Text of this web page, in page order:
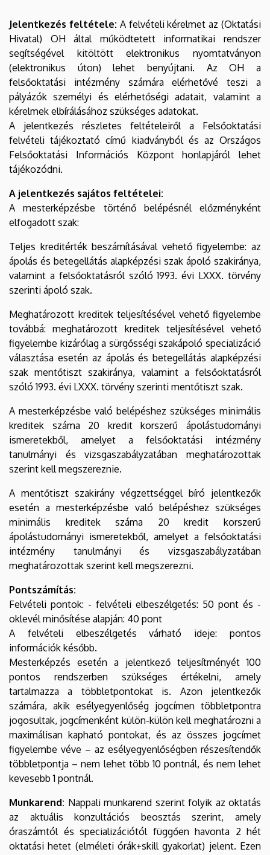
Jelentkezés feltétele: A felvételi kérelmet az (Oktatási
Hivatal) OH által működtetett informatikai rendszer
segítségével kitöltött elektronikus nyomtatványon
(elektronikus úton) lehet benyújtani. Az OH a
felsőoktatási intézmény számára elérhetővé teszi a
pályázók személyi és elérhetőségi adatait, valamint a
kérelmek elbírálásához szükséges adatokat.
A jelentkezés részletes feltételeiről a Felsőoktatási
felvételi tájékoztató című kiadványból és az Országos
Felsőoktatási Információs Központ honlapjáról lehet
tájékozódni.
A jelentkezés sajátos feltételei:
A mesterképzésbe történő belépésnél előzményként
elfogadott szak:
Teljes kreditérték beszámításával vehető figyelembe: az
ápolás és betegellátás alapképzési szak ápoló szakiránya,
valamint a felsőoktatásról szóló 1993. évi LXXX. törvény
szerinti ápoló szak.
Meghatározott kreditek teljesítésével vehető figyelembe
továbbá: meghatározott kreditek teljesítésével vehető
figyelembe kizárólag a sürgősségi szakápoló specializáció
választása esetén az ápolás és betegellátás alapképzési
szak mentőtiszt szakiránya, valamint a felsőoktatásról
szóló 1993. évi LXXX. törvény szerinti mentőtiszt szak.
A mesterképzésbe való belépéshez szükséges minimális
kreditek száma 20 kredit korszerű ápolástudományi
ismeretekből, amelyet a felsőoktatási intézmény
tanulmányi és vizsgaszabályzatában meghatározottak
szerint kell megszereznie.
A mentőtiszt szakirány végzettséggel bíró jelentkezők
esetén a mesterképzésbe való belépéshez szükséges
minimális kreditek száma 20 kredit korszerű
ápolástudományi ismeretekből, amelyet a felsőoktatási
intézmény tanulmányi és vizsgaszabályzatában
meghatározottak szerint kell megszerezni.
Pontszámítás:
Felvételi pontok: - felvételi elbeszélgetés: 50 pont és -
oklevél minősítése alapján: 40 pont
A felvételi elbeszélgetés várható ideje: pontos
információk később.
Mesterképzés esetén a jelentkező teljesítményét 100
pontos rendszerben szükséges értékelni, amely
tartalmazza a többletpontokat is. Azon jelentkezők
számára, akik esélyegyenlőség jogcímen többletpontra
jogosultak, jogcímenként külön-külön kell meghatározni a
maximálisan kapható pontokat, és az összes jogcímet
figyelembe véve – az esélyegyenlőségben részesítendők
többletpontja – nem lehet több 10 pontnál, és nem lehet
kevesebb 1 pontnál.
Munkarend: Nappali munkarend szerint folyik az oktatás
az aktuális konzultációs beosztás szerint, amely
óraszámtól és specializációtól függően havonta 2 hét
oktatási hetet (elméleti órák+skill gyakorlat) jelent. Ezen